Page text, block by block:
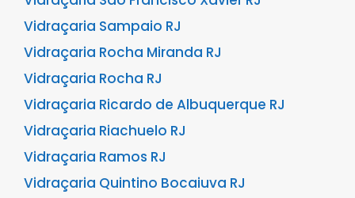
Vidraçaria Sampaio RJ
Vidraçaria Rocha Miranda RJ
Vidraçaria Rocha RJ
Vidraçaria Ricardo de Albuquerque RJ
Vidraçaria Riachuelo RJ
Vidraçaria Ramos RJ
Vidraçaria Quintino Bocaiuva RJ